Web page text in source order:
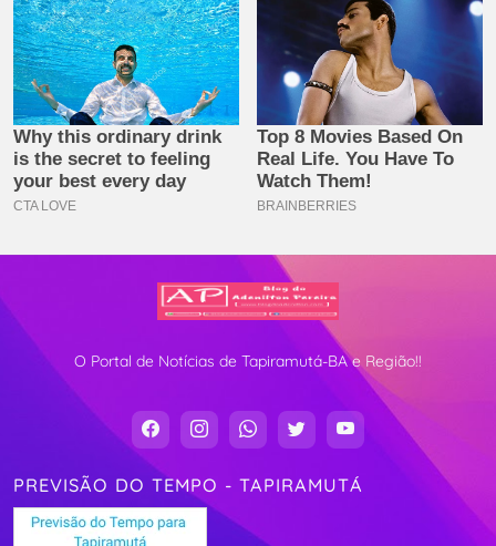
O Portal de Notícias de Tapiramutá-BA e Região!!
PREVISÃO DO TEMPO - TAPIRAMUTÁ